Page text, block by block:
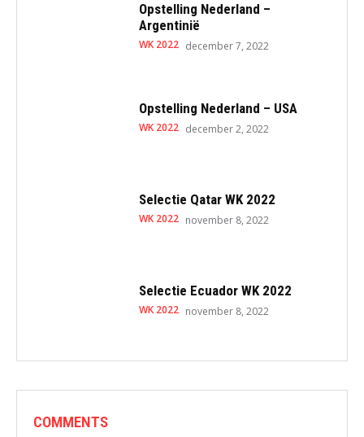
Opstelling Nederland –
Argentinië
WK 2022 december 7, 2022
Opstelling Nederland – USA
WK 2022 december 2, 2022
Selectie Qatar WK 2022
WK 2022 november 8, 2022
Selectie Ecuador WK 2022
WK 2022 november 8, 2022
COMMENTS